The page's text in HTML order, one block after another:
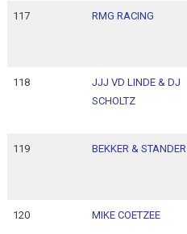
117 RMG RACING
118
JJJ VD LINDE & DJ
SCHOLTZ
119 BEKKER & STANDER
120 MIKE COETZEE